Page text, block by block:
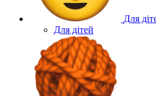
Для
Для дітей